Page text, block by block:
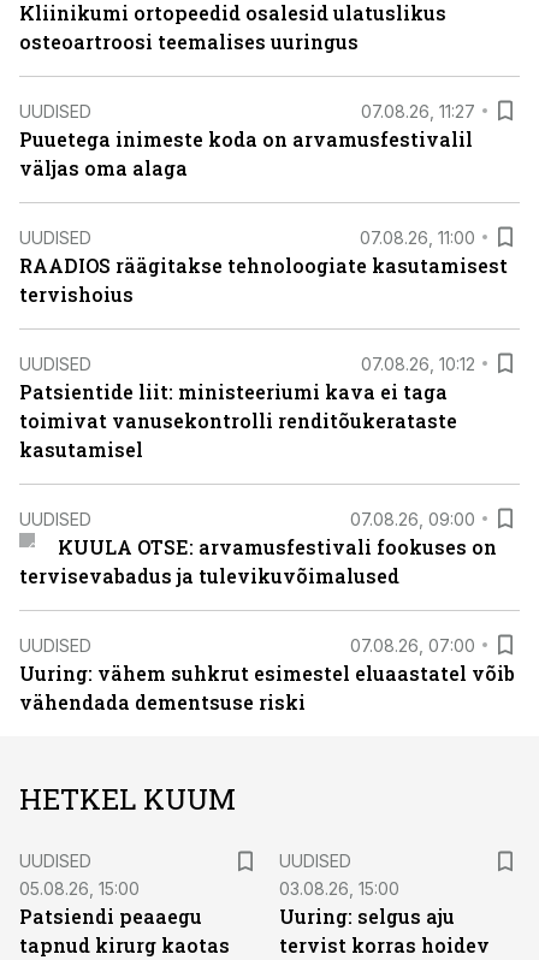
Kliinikumi ortopeedid osalesid ulatuslikus
osteoartroosi teemalises uuringus
UUDISED 07.08.26, 11:27
Puuetega inimeste koda on arvamusfestivalil
väljas oma alaga
UUDISED 07.08.26, 11:00
RAADIOS räägitakse tehnoloogiate kasutamisest
tervishoius
UUDISED 07.08.26, 10:12
Patsientide liit: ministeeriumi kava ei taga
toimivat vanusekontrolli renditõukerataste
kasutamisel
UUDISED 07.08.26, 09:00
KUULA OTSE: arvamusfestivali fookuses on
tervisevabadus ja tulevikuvõimalused
UUDISED 07.08.26, 07:00
Uuring: vähem suhkrut esimestel eluaastatel võib
vähendada dementsuse riski
HETKEL KUUM
UUDISED
05.08.26, 15:00
Patsiendi peaaegu
tapnud kirurg kaotas
UUDISED
03.08.26, 15:00
Uuring: selgus aju
tervist korras hoidev